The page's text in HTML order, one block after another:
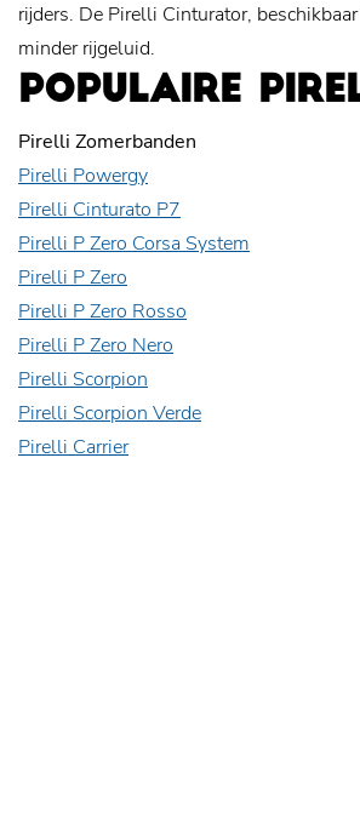
rijders. De Pirelli Cinturator,
minder rijgeluid.
POPULAIRE
Pirelli Zomerbanden
Pirelli Powergy
Pirelli Cinturato P7
Pirelli P Zero Corsa System
Pirelli P Zero
Pirelli P Zero Rosso
Pirelli P Zero Nero
Pirelli Scorpion
Pirelli Scorpion Verde
Pirelli Carrier